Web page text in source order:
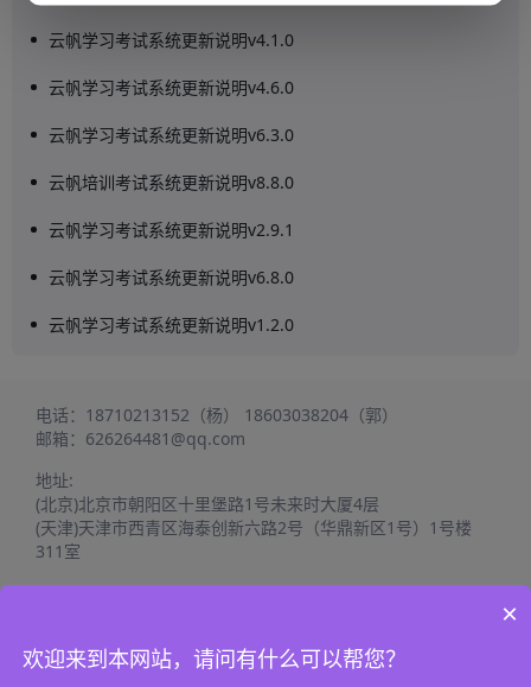
云帆学习考试系统更新说明v4.1.0
云帆学习考试系统更新说明v4.6.0
云帆学习考试系统更新说明v6.3.0
云帆培训考试系统更新说明v8.8.0
云帆学习考试系统更新说明v2.9.1
云帆学习考试系统更新说明v6.8.0
云帆学习考试系统更新说明v1.2.0
电话： 18710213152（杨）
18603038204（郭）
邮箱： 626264481@qq.com
地址:
(北京)北京市朝阳区十里堡路1号未来时大厦4层
(天津)天津市西青区海泰创新六路2号（华鼎新区1号）1号楼
311室
×
欢迎来到本网站，请问有什么可以帮您？